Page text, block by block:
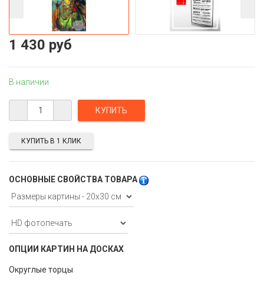
1 430 руб
В наличии
ОСНОВНЫЕ СВОЙСТВА ТОВАРА
ОПЦИИ КАРТИН НА ДОСКАХ
Округлые торцы
КУПИТЬ В 1 КЛИК